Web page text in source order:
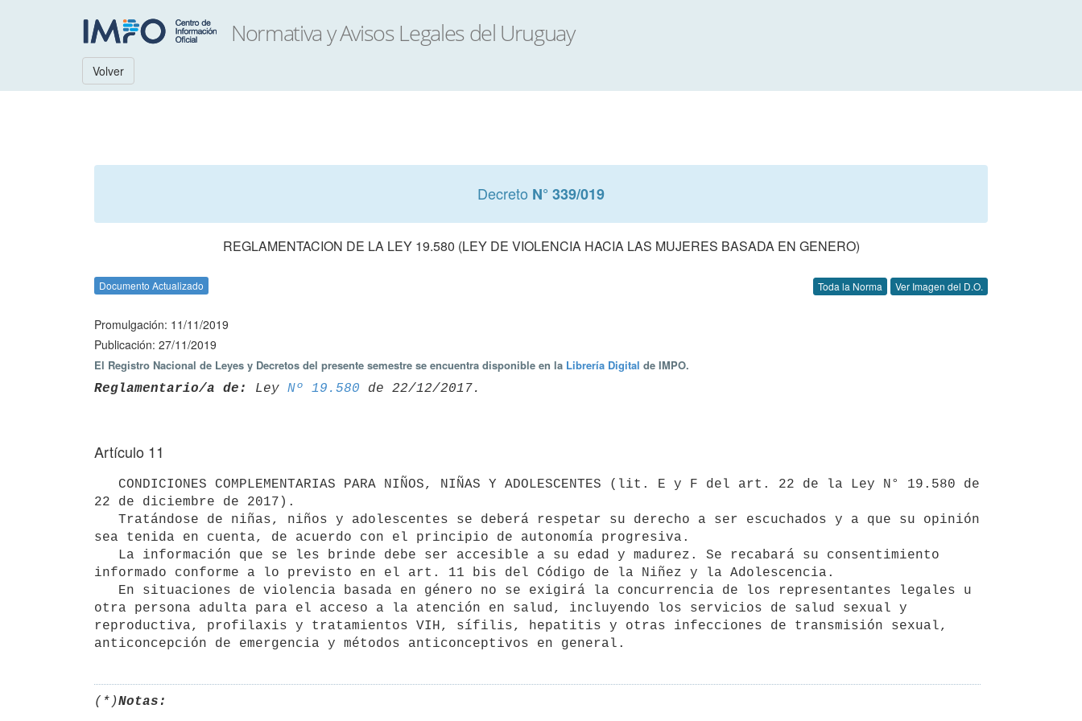
Volver
Decreto N° 339/019
REGLAMENTACION DE LA LEY 19.580 (LEY DE VIOLENCIA HACIA LAS MUJERES BASADA EN GENERO)
Documento Actualizado Toda la Norma Ver Imagen del D.O.
Promulgación: 11/11/2019
Publicación: 27/11/2019
El Registro Nacional de Leyes y Decretos del presente semestre se encuentra disponible en la Librería Digital de IMPO.
Reglamentario/a de: Ley Nº 19.580
Artículo 11
22 de diciembre de 2017).
sea tenida en cuenta, de acuerdo con el principio de autonomía progresiva.
informado conforme a lo previsto en el art. 11 bis del Código de la Niñez y la Adolescencia.
otra persona adulta para el acceso a la atención en salud, incluyendo los servicios de salud sexual y
reproductiva, profilaxis y tratamientos VIH, sífilis, hepatitis y otras infecciones de transmisión sexual,
(*)Notas: